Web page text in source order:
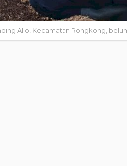
Allo, Kecamatan Rongkong,